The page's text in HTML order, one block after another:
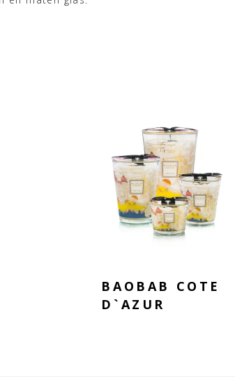
designs mogelijk.
combinatie.
in de showroom.
BAOBAB COTE
D`AZUR